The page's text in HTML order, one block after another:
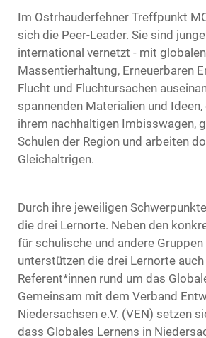
Im Ostrhauderfehner Treffpunkt
sich die Peer-Leader. Sie sind
international vernetzt - mit
Massentierhaltung, Erneuerbaren
Flucht und Fluchtursachen
spannenden Materialien und
ihrem nachhaltigen Imbisswagen,
Schulen der Region und arbeiten
Gleichaltrigen.
Durch ihre jeweiligen
die drei Lernorte. Neben den
für schulische und andere
unterstützen die drei Lernorte
Referent*innen rund um das
Gemeinsam mit dem Verband
Niedersachsen e.V. (VEN) setzen
dass Globales Lernens in